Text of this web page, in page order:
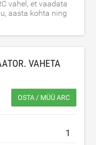
vahel, et vaadata
aasta kohta ning
VAHETA
OSTA / MÜÜ ARC